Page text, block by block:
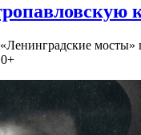
мосты»